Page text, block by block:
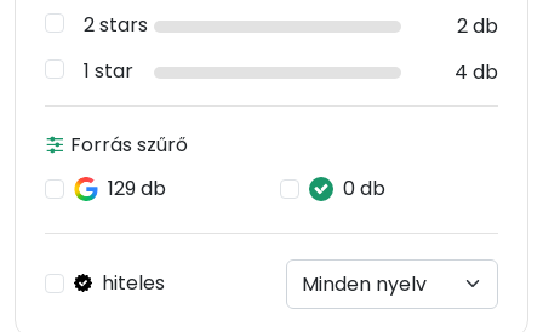
2 stars
2 db
1 star
4 db
Forrás szűrő
129 db
0 db
hiteles